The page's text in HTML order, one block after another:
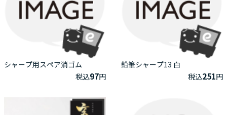
シャープ用スペア消ゴム
税込97円
鉛筆シャープ13 白
税込251円